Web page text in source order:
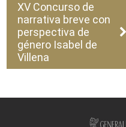
XV Concurso de
narrativa breve con
perspectiva de
género Isabel de
Villena